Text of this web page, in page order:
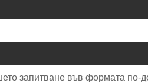
запитване във формата по-